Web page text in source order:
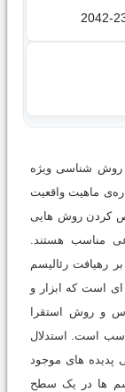
2042-
شناسی ویژه
ماهیت واقعیت
کردن روش هایی
مناسب هستند.
رهیافت رئالیسم
ای است که ابزار و
و روش استقرا
است. استدلال
های موجود
ها در یک سطح